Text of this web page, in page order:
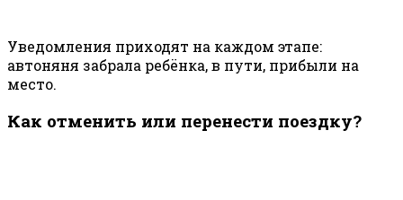
Уведомления приходят на каждом этапе:
автоняня забрала ребёнка, в пути, прибыли на
место.
Как отменить или перенести поездку?